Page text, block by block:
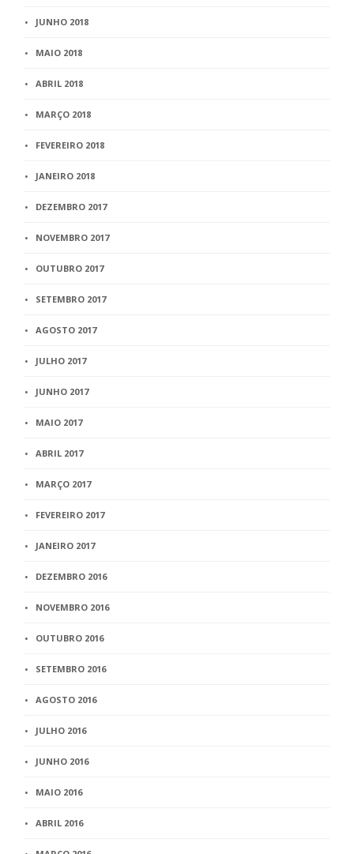
JUNHO 2018
MAIO 2018
ABRIL 2018
MARÇO 2018
FEVEREIRO 2018
JANEIRO 2018
DEZEMBRO 2017
NOVEMBRO 2017
OUTUBRO 2017
SETEMBRO 2017
AGOSTO 2017
JULHO 2017
JUNHO 2017
MAIO 2017
ABRIL 2017
MARÇO 2017
FEVEREIRO 2017
JANEIRO 2017
DEZEMBRO 2016
NOVEMBRO 2016
OUTUBRO 2016
SETEMBRO 2016
AGOSTO 2016
JULHO 2016
JUNHO 2016
MAIO 2016
ABRIL 2016